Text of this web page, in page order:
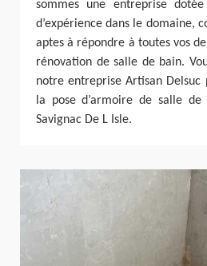
sommes une entreprise
d’expérience dans le domaine,
aptes à répondre à toutes vos
rénovation de salle de bain.
notre entreprise Artisan
la pose d’armoire de salle
Savignac De L Isle.